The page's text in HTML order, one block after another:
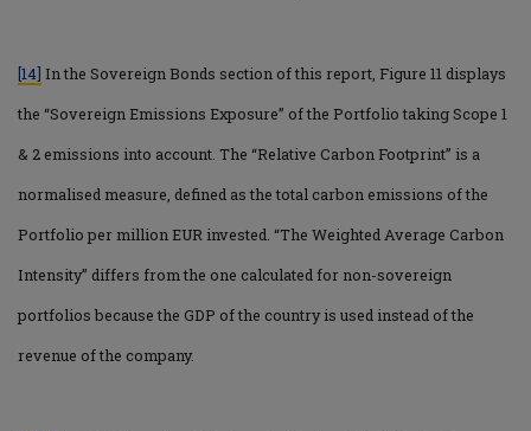
[14] In the Sovereign Bonds section of this report, Figure 11 displays
the “Sovereign Emissions Exposure” of the Portfolio taking Scope 1
& 2 emissions into account. The “Relative Carbon Footprint” is a
normalised measure, defined as the total carbon emissions of the
Portfolio per million EUR invested. “The Weighted Average Carbon
Intensity” differs from the one calculated for non-sovereign
portfolios because the GDP of the country is used instead of the
revenue of the company.